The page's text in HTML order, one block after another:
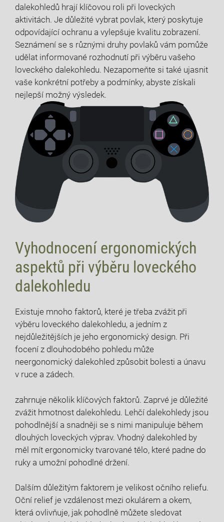
dalekohledů hrají klíčovou roli při loveckých
aktivitách. Je důležité vybrat povlak, který poskytuje
odpovídající ochranu a vylepšuje kvalitu zobrazení.
Seznámení se s různými druhy povlaků vám pomůže
udělat informované rozhodnutí při výběru vašeho
loveckého dalekohledu. Nezapomeňte si také ujasnit
vaše konkrétní potřeby a podmínky, abyste získali
nejlepší možný výsledek.
Vyhodnocení ergonomických
aspektů při výběru loveckého
dalekohledu
Existuje mnoho faktorů, které je třeba zvážit při
výběru loveckého dalekohledu, a jedním z
nejdůležitějších je jeho ergonomický design. Při
focení z dlouhodobého pohledu může
neergonomický dalekohled způsobit bolesti a únavu
v ruce a zádech.
zahrnuje několik klíčových faktorů. Zaprvé je důležité
zvážit hmotnost dalekohledu. Lehčí dalekohledy jsou
pohodlnější a snadněji se s nimi manipuluje během
dlouhých loveckých výprav. Vhodný dalekohled by
měl mít ergonomicky tvarované tělo, které padne do
ruky a umožní pohodlné držení.
Dalším důležitým faktorem je velikost očního reliefu.
Oční relief je vzdálenost mezi okulárem a okem,
která ovlivňuje, jak pohodlně můžete sledovat